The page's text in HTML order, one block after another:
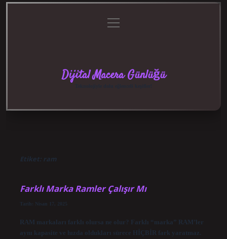
menüyü
aç
Dijital Macera Günlüğü
Etiket: ram
Farklı Marka Ramler Çalışır Mı
Tarih: Nisan 17, 2025
RAM markaları farklı olursa ne olur? Farklı “marka” RAM’ler
aynı kapasite ve hızda oldukları sürece HİÇBİR fark yaratmaz.